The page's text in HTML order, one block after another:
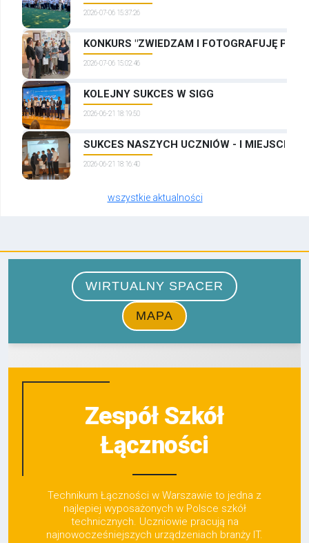
2026-07-06 15:37:26
KONKURS "ZWIEDZAM I FOTOGRAFUJĘ
2026-07-06 15:02:46
KOLEJNY SUKCES W SIGG
2026-06-21 18:19:50
SUKCES NASZYCH UCZNIÓW - I MIEJSCE W
2026-06-21 18:16:40
wszystkie aktualności
Zespół Szkół
Łączności
Technikum Łączności w Warszawie to jedna z
najlepiej wyposażonych w Polsce szkół
technicznych. Uczniowie pracują na
najnowocześniejszych urządzeniach branży IT.